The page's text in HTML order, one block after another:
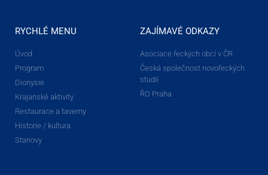
RYCHLÉ MENU
Úvod
Program
Dionysie
Krajanské aktivity
Restaurace a taverny
Historie / kultura
Stanovy
ZAJÍMAVÉ ODKAZY
Asociace řeckých obcí v ČR
Česká společnost novořeckých
studií
ŘO Praha